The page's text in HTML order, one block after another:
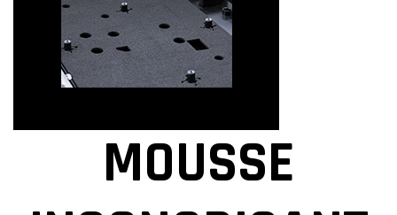
MOUSSE